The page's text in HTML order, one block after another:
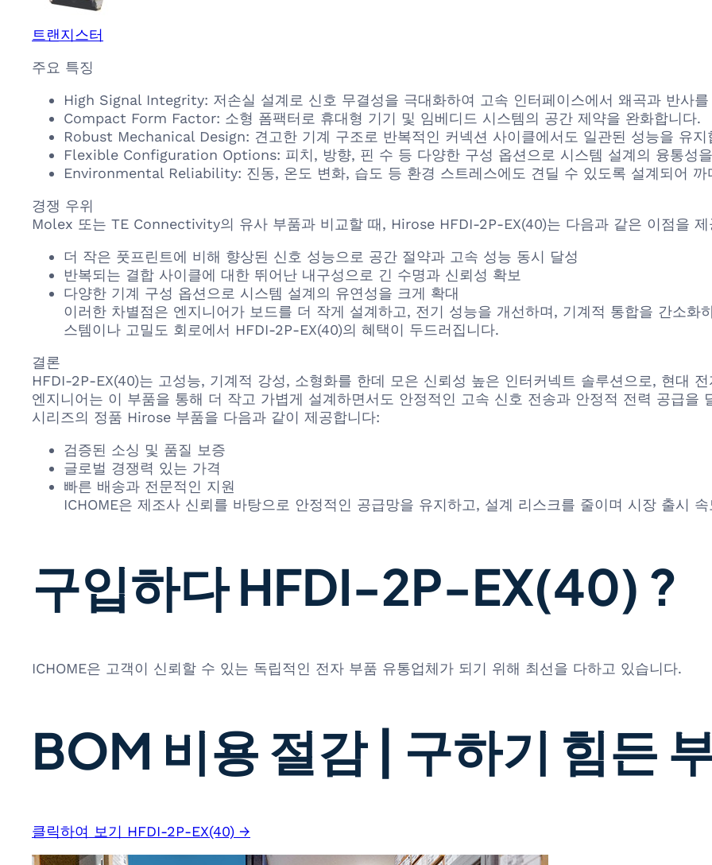
트랜지스터
주요 특징
High Signal Integrity: 저손실 설계로 신호 무결성을 극대화하여 고속 인터페이스에서 왜곡과 반사
Compact Form Factor: 소형 폼팩터로 휴대형 기기 및 임베디드 시스템의 공간 제약을 완화합니다.
Robust Mechanical Design: 견고한 기계 구조로 반복적인 커넥션 사이클에서도 일관된 성능을 유지
Flexible Configuration Options: 피치, 방향, 핀 수 등 다양한 구성 옵션으로 시스템 설계의 융통성
Environmental Reliability: 진동, 온도 변화, 습도 등 환경 스트레스에도 견딜 수 있도록 설계되어 까
경쟁 우위
Molex 또는 TE Connectivity의 유사 부품과 비교할 때, Hirose HFDI-2P-EX(40)는 다음과 같은 이점을 제
더 작은 풋프린트에 비해 향상된 신호 성능으로 공간 절약과 고속 성능 동시 달성
반복되는 결합 사이클에 대한 뛰어난 내구성으로 긴 수명과 신뢰성 확보
다양한 기계 구성 옵션으로 시스템 설계의 유연성을 크게 확대
이러한 차별점은 엔지니어가 보드를 더 작게 설계하고, 전기 성능을 개선하며, 기계적 통합을 간소
스템이나 고밀도 회로에서 HFDI-2P-EX(40)의 혜택이 두드러집니다.
결론
HFDI-2P-EX(40)는 고성능, 기계적 강성, 소형화를 한데 모은 신뢰성 높은 인터커넥트 솔루션으로, 현대
엔지니어는 이 부품을 통해 더 작고 가볍게 설계하면서도 안정적인 고속 신호 전송과 안정적 전력 공급을
시리즈의 정품 Hirose 부품을 다음과 같이 제공합니다:
검증된 소싱 및 품질 보증
글로벌 경쟁력 있는 가격
빠른 배송과 전문적인 지원
ICHOME은 제조사 신뢰를 바탕으로 안정적인 공급망을 유지하고, 설계 리스크를 줄이며 시장 출시
구입하다 HFDI-2P-EX(40) ?
ICHOME은 고객이 신뢰할 수 있는 독립적인 전자 부품 유통업체가 되기 위해 최선을 다하고 있습니다.
BOM 비용 절감 | 구하기 힘든
클릭하여 보기 HFDI-2P-EX(40) →